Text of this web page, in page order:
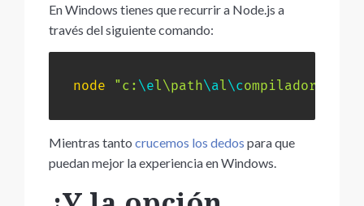
En Windows tienes que recurrir a Node.js a
través del siguiente comando:
node "c: \el\path\al\compilador
Mientras tanto crucemos los dedos para que
puedan mejor la experiencia en Windows.